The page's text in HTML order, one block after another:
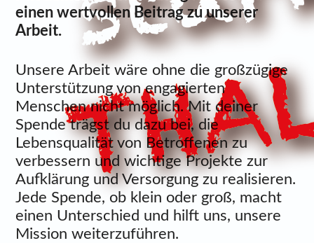
einen wertvollen Beitrag zu unserer
Arbeit.
Unsere Arbeit wäre ohne die großzügige
Unterstützung von engagierten
Menschen nicht möglich. Mit deiner
Spende trägst du dazu bei, die
Lebensqualität von Betroffenen zu
verbessern und wichtige Projekte zur
Aufklärung und Versorgung zu realisieren.
Jede Spende, ob klein oder groß, macht
einen Unterschied und hilft uns, unsere
Mission weiterzuführen.